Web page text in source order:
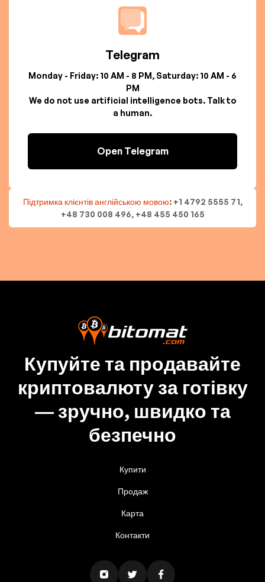
Telegram
Monday - Friday: 10 AM - 8 PM, Saturday: 10 AM - 6
PM
We do not use artificial intelligence bots. Talk to
a human.
Open Telegram
Підтримка клієнтів англійською мовою: +1 4792 5555 71,
+48 730 008 496, +48 455 450 165
Купуйте та продавайте
криптовалюту за готівку
— зручно, швидко та
безпечно
Купити
Продаж
Карта
Контакти